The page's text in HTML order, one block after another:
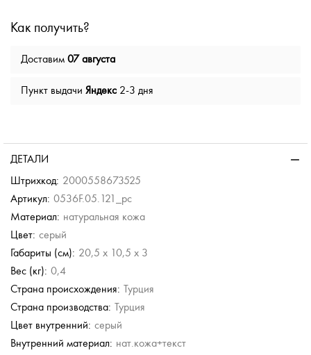
Как получить?
Доставим 07 августа
Пункт выдачи Яндекс 2-3 дня
ДЕТАЛИ
Штрихкод: 2000558673525
Артикул: 0536F.05.121_pc
Материал: натуральная кожа
Цвет: серый
Габариты (см): 20,5 x 10,5 x 3
Вес (кг): 0,4
Страна происхождения: Турция
Страна производства: Турция
Цвет внутренний: серый
Внутренний материал: нат.кожа+текст